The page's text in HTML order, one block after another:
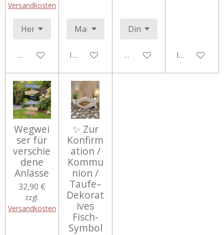
Versandkosten
Details anzeigenIn den WarenkorbDetails anzeigenIn den
Wegwei
ser für
verschie
dene
Anlässe
32,90 €
zzgl.
Versandkosten
✨ Zur
Konfirm
ation /
Kommu
nion /
Taufe–
Dekorat
ives
Fisch-
Symbol